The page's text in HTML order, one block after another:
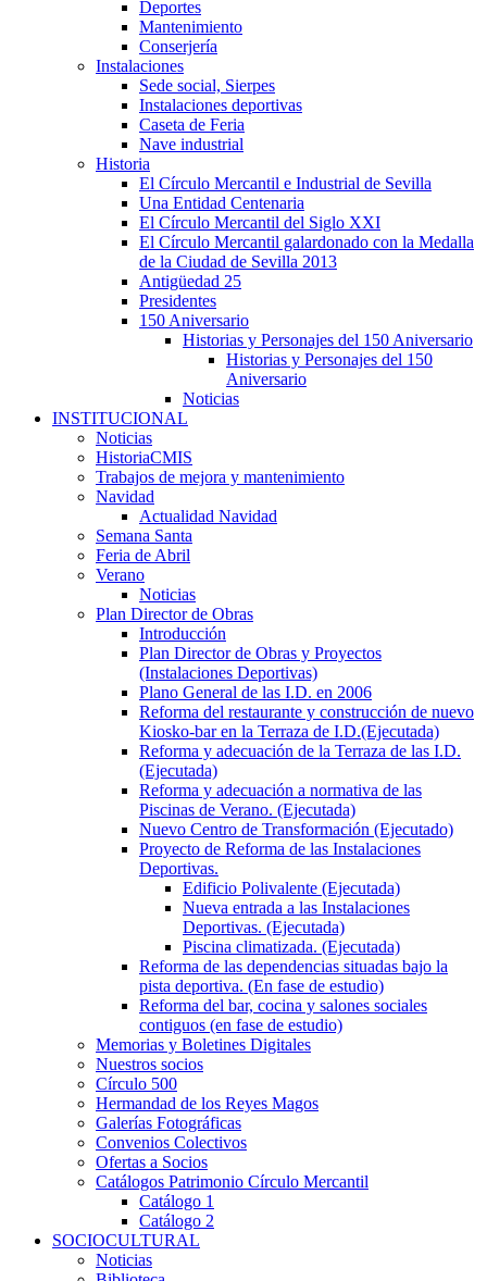
Deportes
Mantenimiento
Conserjería
Instalaciones
Sede social, Sierpes
Instalaciones deportivas
Caseta de Feria
Nave industrial
Historia
El Círculo Mercantil e Industrial de Sevilla
Una Entidad Centenaria
El Círculo Mercantil del Siglo XXI
El Círculo Mercantil galardonado con la Medalla
de la Ciudad de Sevilla 2013
Antigüedad 25
Presidentes
150 Aniversario
Historias y Personajes del 150 Aniversario
Historias y Personajes del 150
Aniversario
Noticias
INSTITUCIONAL
Noticias
HistoriaCMIS
Trabajos de mejora y mantenimiento
Navidad
Actualidad Navidad
Semana Santa
Feria de Abril
Verano
Noticias
Plan Director de Obras
Introducción
Plan Director de Obras y Proyectos
(Instalaciones Deportivas)
Plano General de las I.D. en 2006
Reforma del restaurante y construcción de nuevo
Kiosko-bar en la Terraza de I.D.(Ejecutada)
Reforma y adecuación de la Terraza de las I.D.
(Ejecutada)
Reforma y adecuación a normativa de las
Piscinas de Verano. (Ejecutada)
Nuevo Centro de Transformación (Ejecutado)
Proyecto de Reforma de las Instalaciones
Deportivas.
Edificio Polivalente (Ejecutada)
Nueva entrada a las Instalaciones
Deportivas. (Ejecutada)
Piscina climatizada. (Ejecutada)
Reforma de las dependencias situadas bajo la
pista deportiva. (En fase de estudio)
Reforma del bar, cocina y salones sociales
contiguos (en fase de estudio)
Memorias y Boletines Digitales
Nuestros socios
Círculo 500
Hermandad de los Reyes Magos
Galerías Fotográficas
Convenios Colectivos
Ofertas a Socios
Catálogos Patrimonio Círculo Mercantil
Catálogo 1
Catálogo 2
SOCIOCULTURAL
Noticias